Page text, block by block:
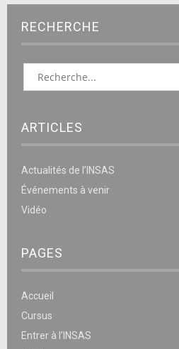
RECHERCHE
ARTICLES
Actualités de l’INSAS
Événements à venir
Vidéo
PAGES
Accueil
Cursus
Entrer à l’INSAS